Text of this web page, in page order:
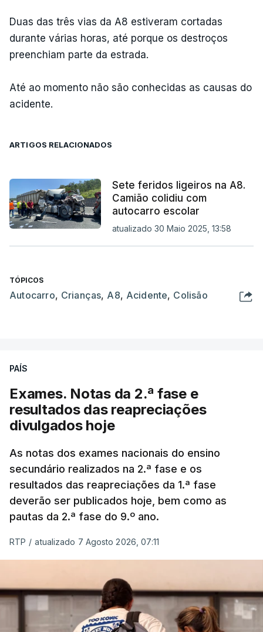
Duas das três vias da A8 estiveram cortadas
durante várias horas, até porque os destroços
preenchiam parte da estrada.
Até ao momento não são conhecidas as causas do
acidente.
ARTIGOS RELACIONADOS
Sete feridos ligeiros na A8.
Camião colidiu com
autocarro escolar
atualizado 30 Maio 2025, 13:58
TÓPICOS
Autocarro, Crianças, A8, Acidente, Colisão
PAÍS
Exames. Notas da 2.ª fase e
resultados das reapreciações
divulgados hoje
As notas dos exames nacionais do ensino
secundário realizados na 2.ª fase e os
resultados das reapreciações da 1.ª fase
deverão ser publicados hoje, bem como as
pautas da 2.ª fase do 9.º ano.
RTP / atualizado 7 Agosto 2026, 07:11